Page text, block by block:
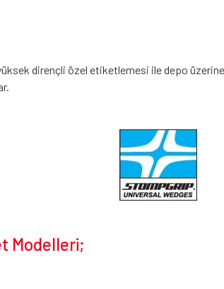
dirençli özel etiketlemesi ile depo
Modelleri;